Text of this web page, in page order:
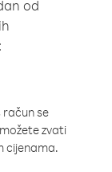
od
račun se
zvati
cijenama.